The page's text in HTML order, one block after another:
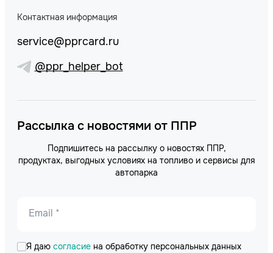
Контактная информация
service@pprcard.ru
@ppr_helper_bot
Рассылка с новостями от ППР
Подпишитесь на рассылку о новостях ППР,
продуктах, выгодных условиях на топливо и сервисы для
автопарка
Email *
Я даю согласие на обработку персональных данных